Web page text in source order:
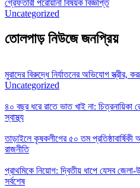
গ্রেফতারী পরোয়ানা বিষয়ক বিজ্ঞপ্তি
Uncategorized
তোলপাড় নিউজে জনপ্রিয়
মুরাদের বিরুদ্ধে নির্যাতনের অভিযোগ স্ত্রীর,
Uncategorized
৪০ বছর ধরে রাতে ভাত খাই না: চিত্রনায়িকা
স্বাস্থ্য
তাড়াইলে কৃষকলীগের ৫০ তম প্রতিষ্ঠাবার্ষিকী
রাজনীতি
প্রাথমিকে নিয়োগ: দ্বিতীয় ধাপে যেসব জেলা-
সর্বশেষ